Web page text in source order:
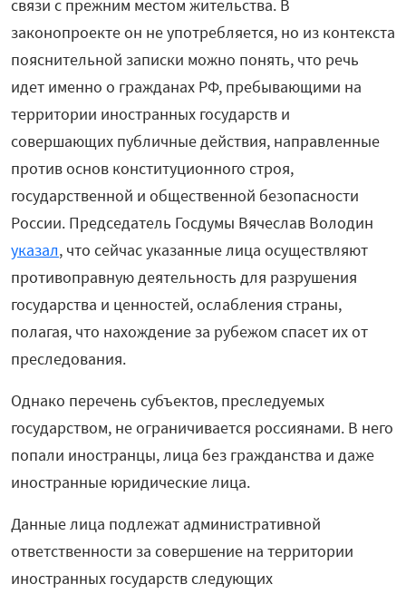
связи с прежним местом жительства. В
законопроекте он не употребляется, но из контекста
пояснительной записки можно понять, что речь
идет именно о гражданах РФ, пребывающими на
территории иностранных государств и
совершающих публичные действия, направленные
против основ конституционного строя,
государственной и общественной безопасности
России. Председатель Госдумы Вячеслав Володин
указал, что сейчас указанные лица осуществляют
противоправную деятельность для разрушения
государства и ценностей, ослабления страны,
полагая, что нахождение за рубежом спасет их от
преследования.
Однако перечень субъектов, преследуемых
государством, не ограничивается россиянами. В него
попали иностранцы, лица без гражданства и даже
иностранные юридические лица.
Данные лица подлежат административной
ответственности за совершение на территории
иностранных государств следующих